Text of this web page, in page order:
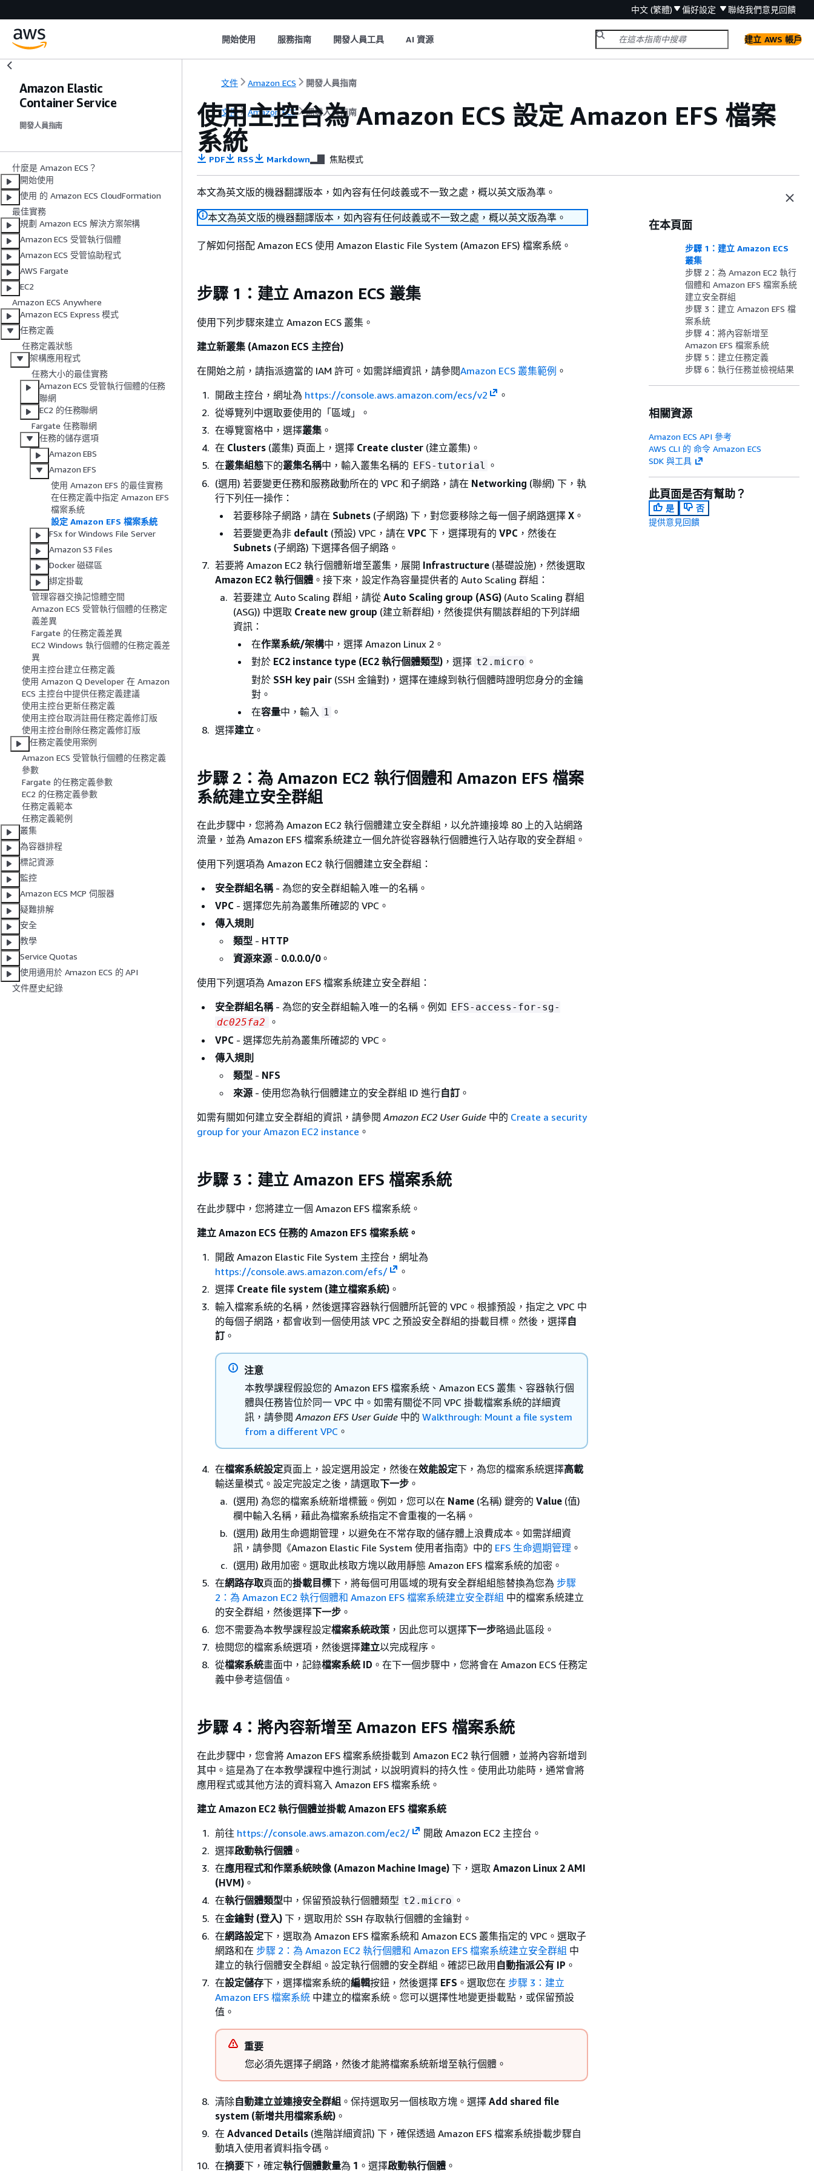
中文 (繁體) 偏好設定 聯絡我們意見回饋
開始使用 服務指南 開發人員工具 AI 資源 建立 AWS 帳戶
Amazon Elastic
Container Service
開發人員指南
什麼是 Amazon ECS？
開始使用
使用 的 Amazon ECS CloudFormation
最佳實務
規劃 Amazon ECS 解決方案架構
Amazon ECS 受管執行個體
Amazon ECS 受管協助程式
AWS Fargate
EC2
Amazon ECS Anywhere
Amazon ECS Express 模式
任務定義
任務定義狀態
架構應用程式
任務大小的最佳實務
Amazon ECS 受管執行個體的任務
聯網
EC2 的任務聯網
Fargate 任務聯網
任務的儲存選項
Amazon EBS
Amazon EFS
使用 Amazon EFS 的最佳實務
在任務定義中指定 Amazon EFS
檔案系統
設定 Amazon EFS 檔案系統
FSx for Windows File Server
Amazon S3 Files
Docker 磁碟區
綁定掛載
管理容器交換記憶體空間
Amazon ECS 受管執行個體的任務定
義差異
Fargate 的任務定義差異
EC2 Windows 執行個體的任務定義差
異
使用主控台建立任務定義
使用 Amazon Q Developer 在 Amazon
ECS 主控台中提供任務定義建議
使用主控台更新任務定義
使用主控台取消註冊任務定義修訂版
使用主控台刪除任務定義修訂版
任務定義使用案例
Amazon ECS 受管執行個體的任務定義
參數
Fargate 的任務定義參數
EC2 的任務定義參數
任務定義範本
任務定義範例
叢集
為容器排程
標記資源
監控
Amazon ECS MCP 伺服器
疑難排解
安全
教學
Service Quotas
使用適用於 Amazon ECS 的 API
文件歷史紀錄
文件 Amazon ECS 開發人員指南
文件 Amazon ECS 開發人員指南
使用主控台為 Amazon ECS 設定 Amazon EFS 檔案
系統
PDF RSS Markdown 焦點模式
本文為英文版的機器翻譯版本，如內容有任何歧義或不一致之處，概以英文版為準。
本文為英文版的機器翻譯版本，如內容有任何歧義或不一致之處，概以英文版為準。
了解如何搭配 Amazon ECS 使用 Amazon Elastic File System (Amazon EFS) 檔案系統。
步驟 1：建立 Amazon ECS 叢集
使用下列步驟來建立 Amazon ECS 叢集。
建立新叢集 (Amazon ECS 主控台)
在開始之前，請指派適當的 IAM 許可。如需詳細資訊，請參閱Amazon ECS 叢集範例 。
開啟主控台，網址為 https://console.aws.amazon.com/ecs/v2
。
從導覽列中選取要使用的「區域」。
在導覽窗格中，選擇叢集 。
在 Clusters (叢集) 頁面上，選擇 Create cluster (建立叢集)。
在叢集組態下的叢集名稱中，輸入叢集名稱的 EFS-tutorial
。
(選用) 若要變更任務和服務啟動所在的 VPC 和子網路，請在 Networking (聯網) 下，執
行下列任一操作：
若要移除子網路，請在 Subnets (子網路) 下，對您要移除之每一個子網路選擇 X 。
若要變更為非 default (預設) VPC，請在 VPC 下，選擇現有的 VPC ，然後在
Subnets (子網路) 下選擇各個子網路。
若要將 Amazon EC2 執行個體新增至叢集，展開 Infrastructure (基礎設施)，然後選取
Amazon EC2 執行個體 。接下來，設定作為容量提供者的 Auto Scaling 群組：
若要建立 Auto Scaling 群組，請從 Auto Scaling group (ASG) (Auto Scaling 群組
(ASG)) 中選取 Create new group (建立新群組)，然後提供有關該群組的下列詳細
資訊：
在作業系統/架構中，選擇 Amazon Linux 2。
對於 EC2 instance type (EC2 執行個體類型) ，選擇 t2.micro 。
對於 SSH key pair (SSH 金鑰對)，選擇在連線到執行個體時證明您身分的金鑰
對。
在容量中，輸入 1 。
選擇建立 。
步驟 2：為 Amazon EC2 執行個體和 Amazon EFS 檔案
系統建立安全群組
在此步驟中，您將為 Amazon EC2 執行個體建立安全群組，以允許連接埠 80 上的入站網路
流量，並為 Amazon EFS 檔案系統建立一個允許從容器執行個體進行入站存取的安全群組。
使用下列選項為 Amazon EC2 執行個體建立安全群組：
安全群組名稱- 為您的安全群組輸入唯一的名稱。
VPC - 選擇您先前為叢集所確認的 VPC。
傳入規則
類型 - HTTP
資源來源 - 0.0.0.0/0。
使用下列選項為 Amazon EFS 檔案系統建立安全群組：
安全群組名稱- 為您的安全群組輸入唯一的名稱。例如 EFS-access-for-sg-
dc025fa2
。
VPC - 選擇您先前為叢集所確認的 VPC。
傳入規則
類型 - NFS
來源 - 使用您為執行個體建立的安全群組 ID 進行自訂 。
如需有關如何建立安全群組的資訊，請參閱Amazon EC2 User Guide 中的 Create a security
group for your Amazon EC2 instance 。
步驟 3：建立 Amazon EFS 檔案系統
在此步驟中，您將建立一個 Amazon EFS 檔案系統。
建立 Amazon ECS 任務的 Amazon EFS 檔案系統。
開啟 Amazon Elastic File System 主控台，網址為
https://console.aws.amazon.com/efs/
。
選擇 Create file system (建立檔案系統) 。
輸入檔案系統的名稱，然後選擇容器執行個體所託管的 VPC。根據預設，指定之 VPC 中
的每個子網路，都會收到一個使用該 VPC 之預設安全群組的掛載目標。然後，選擇自
訂 。
注意
本教學課程假設您的 Amazon EFS 檔案系統、Amazon ECS 叢集、容器執行個
體與任務皆位於同一 VPC 中。如需有關從不同 VPC 掛載檔案系統的詳細資
訊，請參閱 Amazon EFS User Guide 中的 Walkthrough: Mount a file system
from a different VPC 。
在檔案系統設定頁面上，設定選用設定，然後在效能設定下，為您的檔案系統選擇高載
輸送量模式。設定完設定之後，請選取下一步 。
(選用) 為您的檔案系統新增標籤。例如，您可以在 Name (名稱) 鍵旁的 Value (值)
欄中輸入名稱，藉此為檔案系統指定不會重複的一名稱。
(選用) 啟用生命週期管理，以避免在不常存取的儲存體上浪費成本。如需詳細資
訊，請參閱《Amazon Elastic File System 使用者指南》 中的 EFS 生命週期管理 。
(選用) 啟用加密。選取此核取方塊以啟用靜態 Amazon EFS 檔案系統的加密。
在網路存取頁面的掛載目標下，將每個可用區域的現有安全群組組態替換為您為 步驟
2：為 Amazon EC2 執行個體和 Amazon EFS 檔案系統建立安全群組 中的檔案系統建立
的安全群組，然後選擇下一步 。
您不需要為本教學課程設定檔案系統政策 ，因此您可以選擇下一步略過此區段。
檢閱您的檔案系統選項，然後選擇建立以完成程序。
從檔案系統畫面中，記錄檔案系統 ID 。在下一個步驟中，您將會在 Amazon ECS 任務定
義中參考這個值。
步驟 4：將內容新增至 Amazon EFS 檔案系統
在此步驟中，您會將 Amazon EFS 檔案系統掛載到 Amazon EC2 執行個體，並將內容新增到
其中。這是為了在本教學課程中進行測試，以說明資料的持久性。使用此功能時，通常會將
應用程式或其他方法的資料寫入 Amazon EFS 檔案系統。
建立 Amazon EC2 執行個體並掛載 Amazon EFS 檔案系統
前往 https://console.aws.amazon.com/ec2/
開啟 Amazon EC2 主控台。
選擇啟動執行個體 。
在應用程式和作業系統映像 (Amazon Machine Image) 下，選取 Amazon Linux 2 AMI
(HVM) 。
在執行個體類型中，保留預設執行個體類型 t2.micro 。
在金鑰對 (登入) 下，選取用於 SSH 存取執行個體的金鑰對。
在網路設定下，選取為 Amazon EFS 檔案系統和 Amazon ECS 叢集指定的 VPC。選取子
網路和在 步驟 2：為 Amazon EC2 執行個體和 Amazon EFS 檔案系統建立安全群組 中
建立的執行個體安全群組。設定執行個體的安全群組。確認已啟用 自動指派公有 IP 。
在設定儲存下，選擇檔案系統的編輯按鈕，然後選擇 EFS 。選取您在 步驟 3：建立
Amazon EFS 檔案系統 中建立的檔案系統。您可以選擇性地變更掛載點，或保留預設
值。
重要
您必須先選擇子網路，然後才能將檔案系統新增至執行個體。
清除自動建立並連接安全群組 。保持選取另一個核取方塊。選擇 Add shared file
system (新增共用檔案系統) 。
在 Advanced Details (進階詳細資訊) 下，確保透過 Amazon EFS 檔案系統掛載步驟自
動填入使用者資料指令碼。
在摘要下，確定執行個體數量為 1 。選擇啟動執行個體 。
在本頁面
步驟 1：建立 Amazon ECS
叢集
步驟 2：為 Amazon EC2 執行
個體和 Amazon EFS 檔案系統
建立安全群組
步驟 3：建立 Amazon EFS 檔
案系統
步驟 4：將內容新增至
Amazon EFS 檔案系統
步驟 5：建立任務定義
步驟 6：執行任務並檢視結果
相關資源
Amazon ECS API 參考
AWS CLI 的 命令 Amazon ECS
SDK 與工具
此頁面是否有幫助？
是
否
提供意見回饋